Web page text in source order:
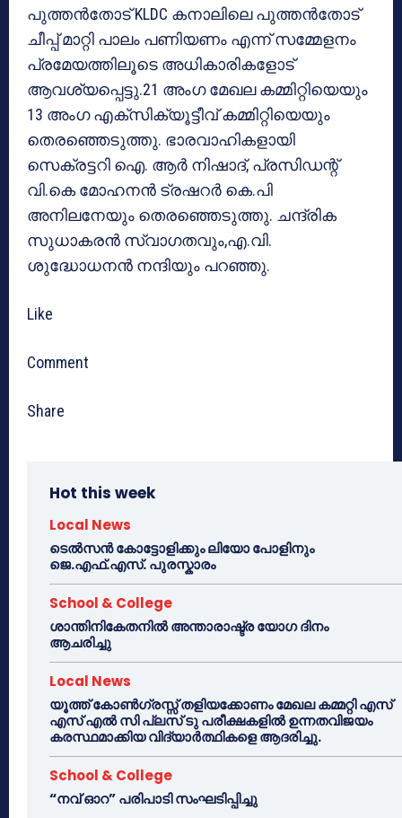
പുത്തൻതോട് KLDC കനാലിലെ പുത്തൻതോട്
ചീപ്പ് മാറ്റി പാലം പണിയണം എന്ന് സമ്മേളനം
പ്രമേയത്തിലൂടെ അധികാരികളോട്
ആവശ്യപ്പെട്ടു.21 അംഗ മേഖല കമ്മിറ്റിയെയും
13 അംഗ എക്സിക്യൂട്ടീവ് കമ്മിറ്റിയെയും
തെരഞ്ഞെടുത്തു. ഭാരവാഹികളായി
സെക്രട്ടറി ഐ. ആർ നിഷാദ്, പ്രസിഡന്റ്
വി.കെ മോഹനൻ ട്രഷറർ കെ.പി
അനിലനേയും തെരഞ്ഞെടുത്തു. ചന്ദ്രിക
സുധാകരൻ സ്വാഗതവും,എ.വി.
ശുദ്ധോധനൻ നന്ദിയും പറഞ്ഞു.
Like
Comment
Share
Hot this week
Local News
ടെൽസൻ കോട്ടോളിക്കും ലിയോ പോളിനും
ജെ.എഫ്.എസ്. പുരസ്കാരം
School & College
ശാന്തിനികേതനിൽ അന്താരാഷ്ട്ര യോഗ ദിനം
ആചരിച്ചു
Local News
യൂത്ത് കോൺഗ്രസ്സ് തളിയക്കോണം മേഖല കമ്മറ്റി എസ്
എസ് എൽ സി പ്ലസ് ടു പരീക്ഷകളിൽ ഉന്നതവിജയം
കരസ്ഥമാക്കിയ വിദ്യാർത്ഥികളെ ആദരിച്ചു.
School & College
“നവ് ഓറ” പരിപാടി സംഘടിപ്പിച്ചു